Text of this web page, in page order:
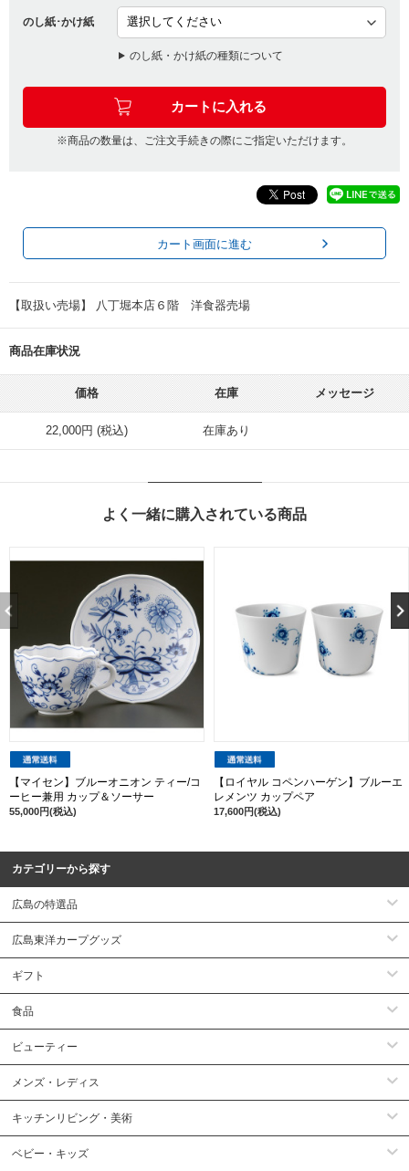
のし紙･かけ紙
のし紙・かけ紙の種類について
※商品の数量は、ご注文手続きの際にご指定いただけます。
カート画面に進む
【取扱い売場】 八丁堀本店６階 洋食器売場
商品在庫状況
価格 在庫 メッセージ
22,000円 (税込) 在庫あり
よく一緒に購入されている商品
【マイセン】ブルーオニオン ティー/コ
ーヒー兼用 カップ＆ソーサー
55,000円(税込)
【ロイヤル コペンハーゲン】ブルーエ
レメンツ カップペア
17,600円(税込)
カテゴリーから探す
広島の特選品
広島東洋カープグッズ
ギフト
食品
ビューティー
メンズ・レディス
キッチンリビング・美術
ベビー・キッズ